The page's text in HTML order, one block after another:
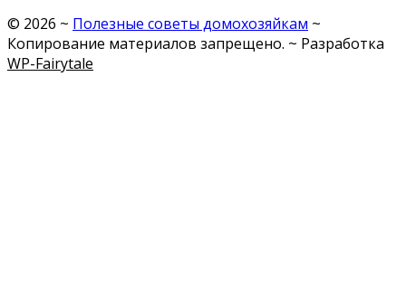
© 2026 ~ Полезные советы домохозяйкам ~
Копирование материалов запрещено. ~ Разработка
WP-Fairytale